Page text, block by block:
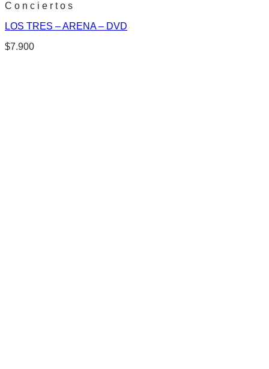
C o n c i e r t o s
LOS TRES – ARENA – DVD
$7.900